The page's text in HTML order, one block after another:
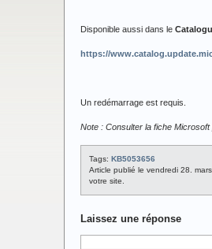
Disponible aussi dans le
https://
Un redémarrage est requis.
Note : Consulter la fiche
Tags: KB5053656
Article publié le vendredi 28.
votre site.
Laissez une réponse